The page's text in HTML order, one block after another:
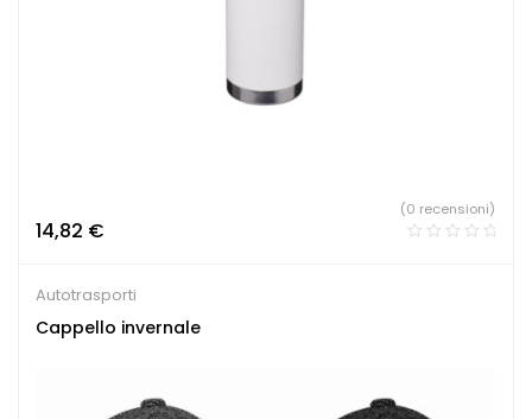
14,82 €
(0 recensioni)
Autotrasporti
Cappello invernale